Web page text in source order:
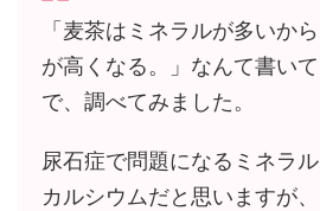
「麦茶はミネラルが多いか
が高くなる。」なんて書い
で、調べてみました。
尿石症で問題になるミネラ
カルシウムだと思いますが、